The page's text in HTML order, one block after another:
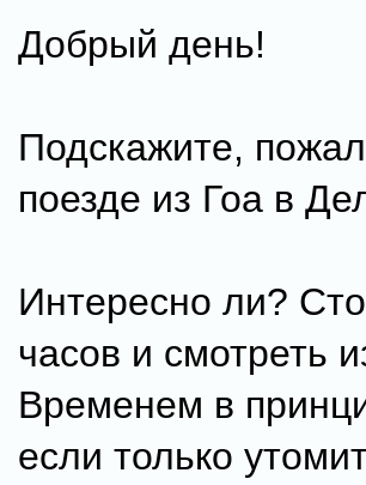
Добрый день!
Подскажите,
поезде из Гоа в
Интересно ли?
часов и смотреть
Временем в
если только